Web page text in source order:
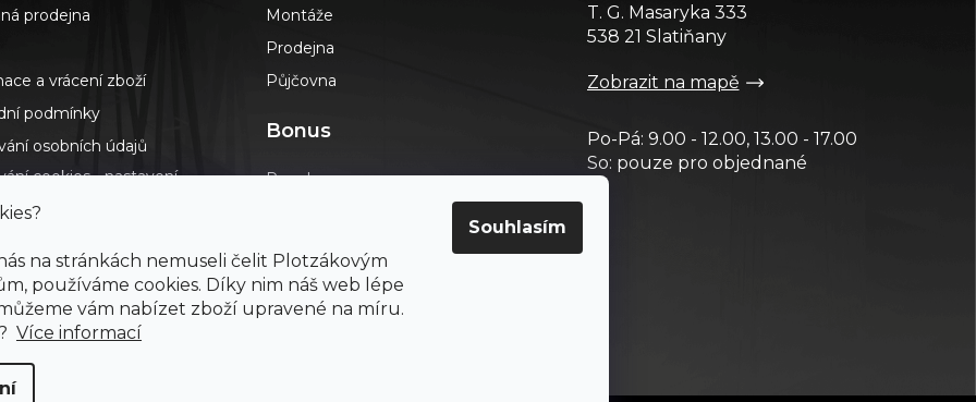
na stránkách nemuseli čelit Plotzákovým
používáme cookies. Díky nim náš web lépe
vám nabízet zboží upravené na míru.
Více informací
Souhlasím
prodejna
a vrácení zboží
podmínky
osobních údajů
cookies - nastavení
o přístupnosti
Montáže
Prodejna
Půjčovna
Bonus
Poradna
Výkup návinek
Průvodce výběrem podlah
T. G. Masaryka 333
538 21 Slatiňany
Zobrazit na mapě
Po-Pá: 9.00 - 12.00, 13.00 - 17.00
So: pouze pro objednané